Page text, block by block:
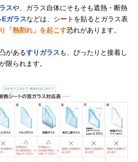
スや、ガラス自体にそもそも遮熱・断熱
ガラスなどは、シートを貼るとガラス表
「熱割れ」を起こす恐れがあります。
があるすりガラスも、ぴったりと接着し
限られます。